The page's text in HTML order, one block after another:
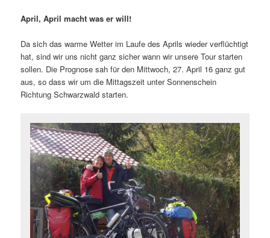
April, April macht was er will!
Da sich das warme Wetter im Laufe des Aprils wieder verflüchtigt
hat, sind wir uns nicht ganz sicher wann wir unsere Tour starten
sollen. Die Prognose sah für den Mittwoch, 27. April 16 ganz gut
aus, so dass wir um die Mittagszeit unter Sonnenschein
Richtung Schwarzwald starten.